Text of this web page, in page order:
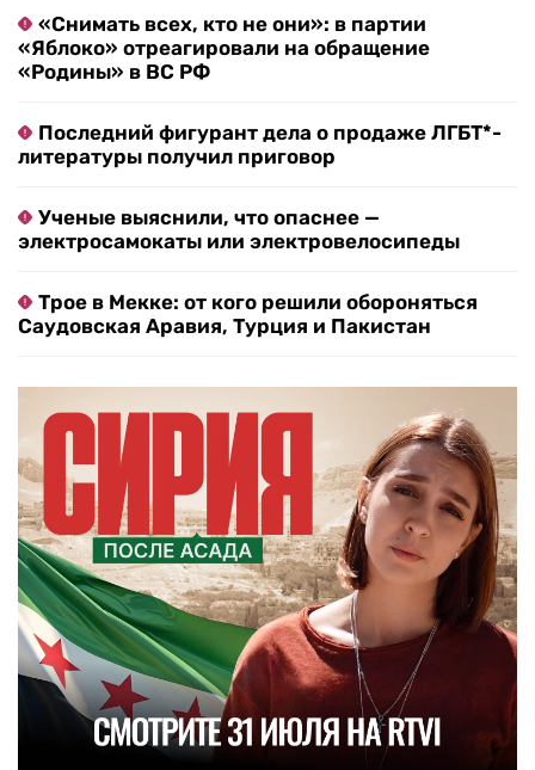
«Снимать всех, кто не они»: в партии
«Яблоко» отреагировали на обращение
«Родины» в ВС РФ
Последний фигурант дела о продаже ЛГБТ*-
литературы получил приговор
Ученые выяснили, что опаснее —
электросамокаты или электровелосипеды
Трое в Мекке: от кого решили обороняться
Саудовская Аравия, Турция и Пакистан